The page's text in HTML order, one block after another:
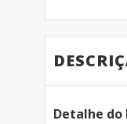
Detalhe do